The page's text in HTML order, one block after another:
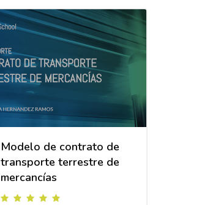
Modelo de contrato de
transporte terrestre de
mercancías